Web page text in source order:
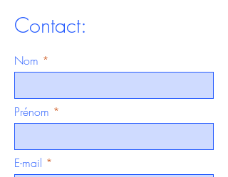
Contact:
Nom
Prénom
E-mail